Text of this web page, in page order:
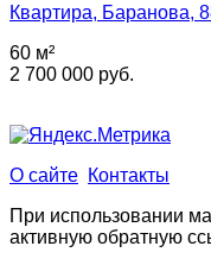
Квартира, Баранова,
60 м²
2 700 000 руб.
О сайте Контакты
При использовании
активную обратную